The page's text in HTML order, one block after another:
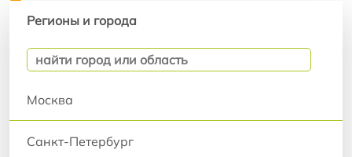
Регионы и города
Москва
Санкт-Петербург